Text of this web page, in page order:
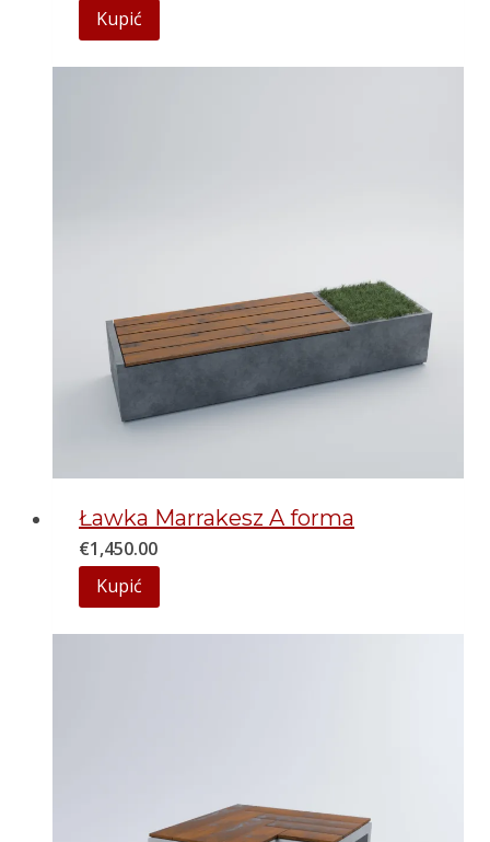
Kupić
Ławka Marrakesz A forma
€1,450.00
Kupić